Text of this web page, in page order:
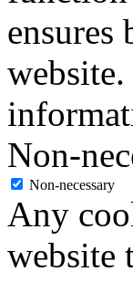
ensures
Non-
Non-necessary
Any
website